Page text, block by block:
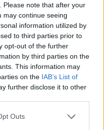
Please note that after your
may continue seeing
information utilized by
to third parties prior to
opt-out of the further
by third parties on the
This information may
on the IAB’s List of
further disclose it to other
uses one or more Google
Outs
του Πογιέτ για
-
με ρυθμούς Euro